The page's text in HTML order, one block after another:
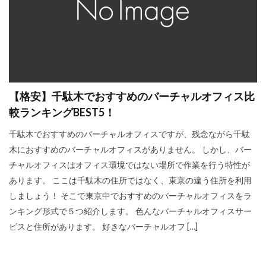
【格安】千駄木でおすすめのバーチャルオフィス比
較ランキングBEST5！
千駄木でおすすめのバーチャルオフィスですが、残念ながら千駄
木におすすめのバーチャルオフィスがありません。 しかし、バー
チャルオフィスはオフィス環境ではない場所で作業を行う特性が
あります。 ここは千駄木の住所ではなく、東京の違う住所を利用
しましょう！ そこで東京中でおすすめのバーチャルオフィスをラ
ンキング形式で５つ紹介します。 色んなバーチャルオフィスサー
ビスと住所があります。 好きなバーチャルオフ […]